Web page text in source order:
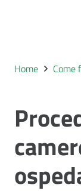
Home Come